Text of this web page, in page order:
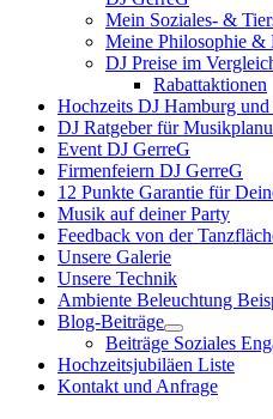
Mein Soziales- &
Meine Philosophie &
DJ Preise im
Rabattaktionen
Hochzeits DJ Hamburg
DJ Ratgeber für
Event DJ GerreG
Firmenfeiern DJ GerreG
12 Punkte Garantie für
Musik auf deiner Party
Feedback von der
Unsere Galerie
Unsere Technik
Ambiente Beleuchtung
Blog-Beiträge
Beiträge Soziales
Hochzeitsjubiläen Liste
Kontakt und Anfrage